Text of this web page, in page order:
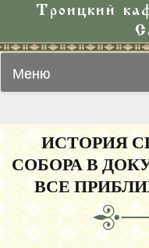
Троицкий
Меню
ИСТОРИЯ
СОБОРА В
ВСЕ